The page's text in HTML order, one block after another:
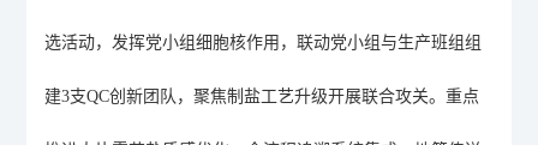
选活动，发挥党小组细胞核作用，联动党小组与生产班组组
建3支QC创新团队，聚焦制盐工艺升级开展联合攻关。重点